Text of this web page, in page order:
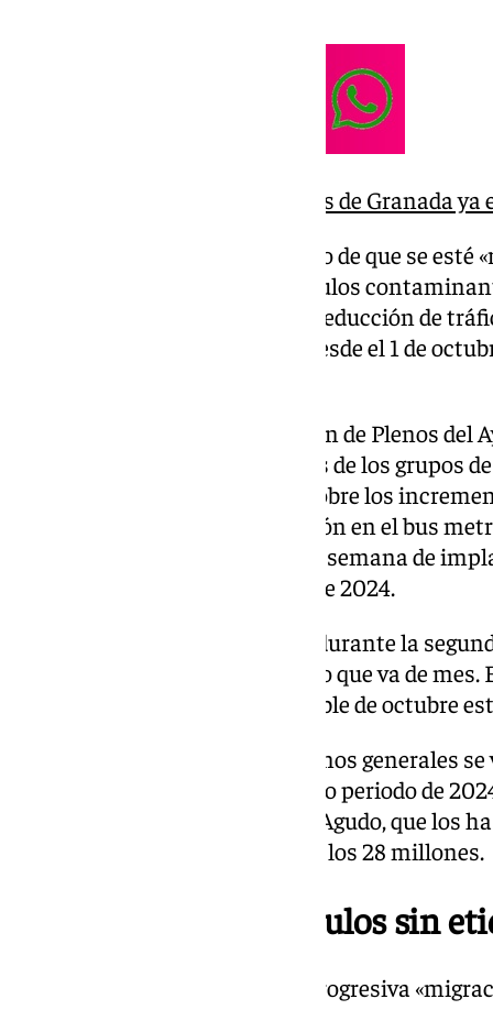
La Zona de Bajas Emisiones de Granada
Agudo, quien se ha congratulado de que se esté
importante el número de vehículos
granadina, ha apuntado a una reducción de
en media en el periodo que va desde el 1 de
Ha aportado también en el Salón de Plenos del
presencia de las representantes de los grupos
PSOE y Vox, datos de la Junta sobre los
primera semana de implantación en el bus
validaciones más en la primera semana de
respecto de la misma semana de 2024.
Un dato que se veía revalidado durante la
validaciones más, y el resto de lo que va de
urbano, la información disponible de octubre
Pero ya en septiembre en términos generales
validaciones respecto del mismo periodo de
millones de ellas, ha precisado Agudo, que los
el año pasado se llegó en total a los 28 millones.
«Migración» de vehículos sin
Ha adelantado por tanto una progresiva